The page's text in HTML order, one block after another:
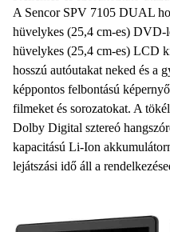
A Sencor SPV 7105 DUAL
hüvelykes (25,4 cm-es) DVD-
hüvelykes (25,4 cm-es) LCD
hosszú autóutakat neked és a
képpontos felbontású
filmeket és sorozatokat. A
Dolby Digital sztereó
kapacitású Li-Ion
lejátszási idő áll a